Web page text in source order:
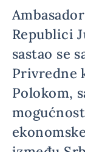
Republici
sastao se
Privredne
Polokom,